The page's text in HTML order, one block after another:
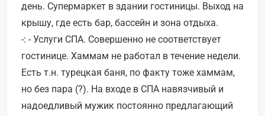
день. Супермаркет в здании гостиницы. Выход на
крышу, где есть бар, бассейн и зона отдыха.
-: - Услуги СПА. Совершенно не соответствует
гостинице. Хаммам не работал в течение недели.
Есть т.н. турецкая баня, по факту тоже хаммам,
но без пара (?). На входе в СПА навязчивый и
надоедливый мужик постоянно предлагающий